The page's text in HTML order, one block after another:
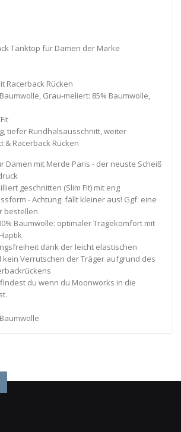
Tanktop für Damen der Marke
Racerback Rücken
Grau-meliert: 85% Baumwolle,
tiefer Rundhalsausschnitt, weiter
& Racerback Rücken
Damen mit Merde Paris - der neuste Scheiß
geschnitten (Slim Fit) mit eng
- Achtung: fällt kleiner aus! Ggf. eine
bestellen
Baumwolle: optimaler Tragekomfort mit
dank der leicht elastischen
kein Verrutschen der Träger aufgrund des
du wenn du Moonworks in die